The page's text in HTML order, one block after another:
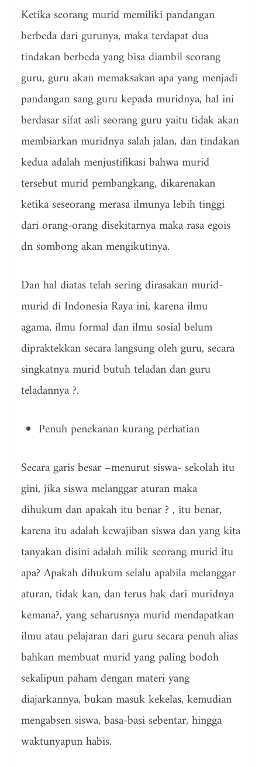
Ketika seorang murid memiliki pandangan
berbeda dari gurunya, maka terdapat dua
tindakan berbeda yang bisa diambil seorang
guru, guru akan memaksakan apa yang menjadi
pandangan sang guru kepada muridnya, hal ini
berdasar sifat asli seorang guru yaitu tidak akan
membiarkan muridnya salah jalan, dan tindakan
kedua adalah menjustifikasi bahwa murid
tersebut murid pembangkang, dikarenakan
ketika seseorang merasa ilmunya lebih tinggi
dari orang-orang disekitarnya maka rasa egois
dn sombong akan mengikutinya.
Dan hal diatas telah sering dirasakan murid-
murid di Indonesia Raya ini, karena ilmu
agama, ilmu formal dan ilmu sosial belum
dipraktekkan secara langsung oleh guru, secara
singkatnya murid butuh teladan dan guru
teladannya ?.
Penuh penekanan kurang perhatian
Secara garis besar –menurut siswa- sekolah itu
gini, jika siswa melanggar aturan maka
dihukum dan apakah itu benar ? , itu benar,
karena itu adalah kewajiban siswa dan yang kita
tanyakan disini adalah milik seorang murid itu
apa? Apakah dihukum selalu apabila melanggar
aturan, tidak kan, dan terus hak dari muridnya
kemana?, yang seharusnya murid mendapatkan
ilmu atau pelajaran dari guru secara penuh alias
bahkan membuat murid yang paling bodoh
sekalipun paham dengan materi yang
diajarkannya, bukan masuk kekelas, kemudian
mengabsen siswa, basa-basi sebentar, hingga
waktunyapun habis.